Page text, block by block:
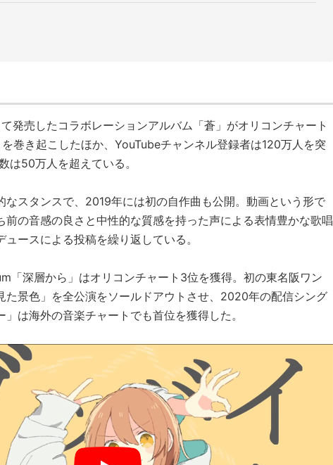
発売したコラボレーションアルバム「蒼」がオリコンチャート
巻き起こしたほか、YouTubeチャンネル登録者は120万人を突
は50万人を超えている。
なスタンスで、2019年には初の自作曲も公開。動画という形で
前の音感の良さと中性的な質感を持った声による表情豊かな歌唱
ースによる投稿を繰り返している。
「深層から」はオリコンチャート3位を獲得。初の東名阪ワン
た景色」を全公演をソールドアウトさせ、2020年の配信シング
は海外の音楽チャートでも首位を獲得した。